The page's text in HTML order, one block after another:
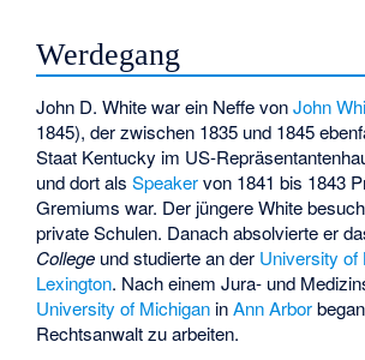
Werdegang
John D. White war ein Neffe vonJohn
1845), der zwischen 1835 und 1845
Staat Kentucky im US-
und dort alsSpeakervon 1841 bis 1843
Gremiums war. Der jüngere White
private Schulen. Danach absolvierte er
College und studierte an der University of
Lexington. Nach einem Jura- und
University of Michigan inAnn Arbor
Rechtsanwalt zu arbeiten.